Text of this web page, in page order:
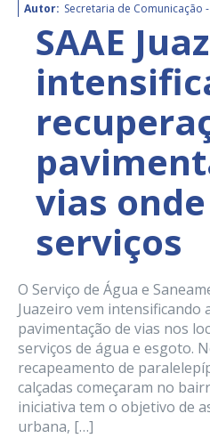
Autor: Secretaria de Comunicação -
SAAE
vias
serviços
O Serviço de Água e
Juazeiro vem intensificando
pavimentação de vias nos
serviços de água e esgoto.
recapeamento de
calçadas começaram no
iniciativa tem o objetivo de
urbana, […]